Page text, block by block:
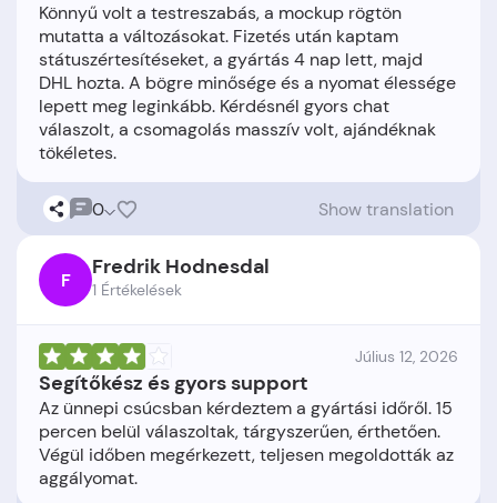
Könnyű volt a testreszabás, a mockup rögtön
mutatta a változásokat. Fizetés után kaptam
státuszértesítéseket, a gyártás 4 nap lett, majd
DHL hozta. A bögre minősége és a nyomat élessége
lepett meg leginkább. Kérdésnél gyors chat
válaszolt, a csomagolás masszív volt, ajándéknak
0 Show translation
F Fredrik Hodnesdal
1 Értékelések
Július 12, 2026
Segítőkész és gyors support
Az ünnepi csúcsban kérdeztem a gyártási időről. 15
percen belül válaszoltak, tárgyszerűen, érthetően.
Végül időben megérkezett, teljesen megoldották az